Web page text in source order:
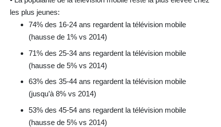
les plus jeunes:
74% des 16-24 ans regardent la télévision mobile
(hausse de 1% vs 2014)
71% des 25-34 ans regardent la télévision mobile
(hausse de 5% vs 2014)
63% des 35-44 ans regardent la télévision mobile
(jusqu’à 8% vs 2014)
53% des 45-54 ans regardent la télévision mobile
(hausse de 5% vs 2014)